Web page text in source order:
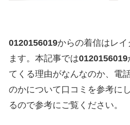
0120156019からの着信はレイ
ます。本記事では0120156019
てくる理由がなんなのか、電
のかについて口コミを参考に
るので参考にご覧ください。